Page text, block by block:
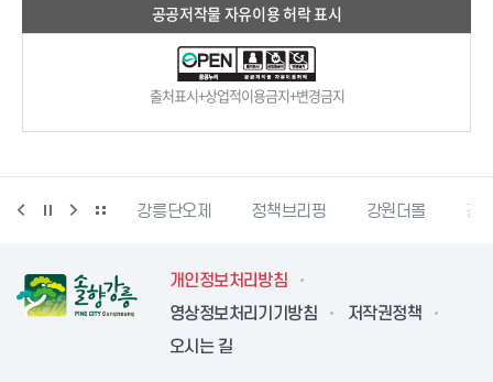
공공저작물 자유이용 허락 표시
출처표시+상업적이용금지+변경금지
강릉생태관광 강릉단오제 정책브리핑 강원더몰 강
개인정보처리방침
영상정보처리기기방침
저작권정책
오시는 길